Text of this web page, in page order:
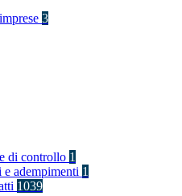
3
di controllo 1
adempimenti 1
1039